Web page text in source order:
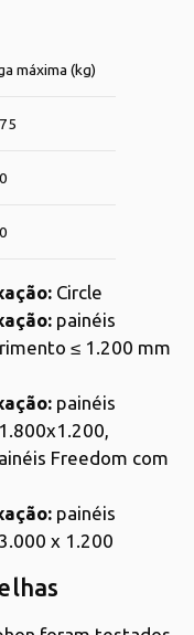
máxima (kg)
Circle
painéis
≤ 1.200 mm
painéis
Freedom com
painéis
x 1.200